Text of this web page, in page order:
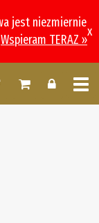
jest niezmiernie
Wspieram TERAZ »
x